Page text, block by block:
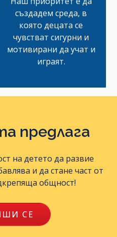
създадем среда, в
която децата се
чувстват сигурни и
мотивирани да учат и
играят.
предлага
на детето да развие
и да стане част от
общност!
СЕ